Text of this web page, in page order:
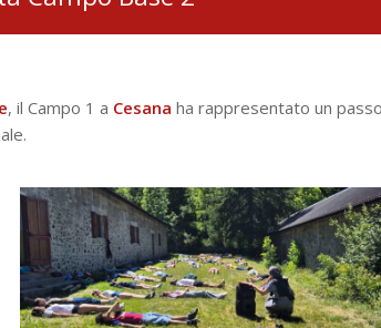
, il Campo 1 a Cesana ha rappresentato un